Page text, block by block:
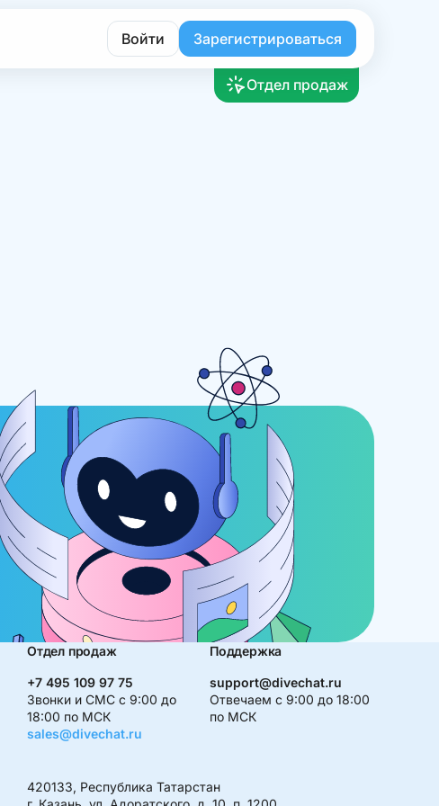
Войти Зарегистрироваться
Отдел продаж
Отдел продаж
+7 495 109 97 75
Звонки и СМС с 9:00 до
18:00 по МСК
sales@divechat.ru
Поддержка
support@divechat.ru
Отвечаем с 9:00 до 18:00
по МСК
420133, Республика Татарстан